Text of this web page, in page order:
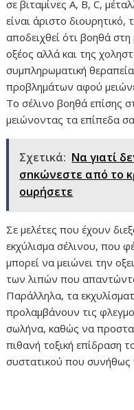
σε βιταμίνες Α, Β, C,
είναι άριστο διουρητικό,
αποδειχθεί ότι βοηθά
οξέος αλλά και της
συμπληρωματική
προβλημάτων αφού
Το σέλινο βοηθά επίσης
μειώνοντας τα επίπεδα
Σχετικά: Να γıατί
σnκώνεστε από το
οuρήσετε
Σε μελέτες που έχουν
εκχύλισμα σέλινου, που
μπορεί να μειώνει την
των λιπών που
Παράλληλα, τα
προλαμβάνουν τις
σωλήνα, καθώς να
πιθανή τοξική επίδραση
συστατικού που συνήθως